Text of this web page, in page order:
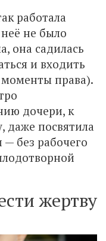
работала
не было
она садилась
и входить
права).
дочери, к
даже посвятила
без рабочего
жертву